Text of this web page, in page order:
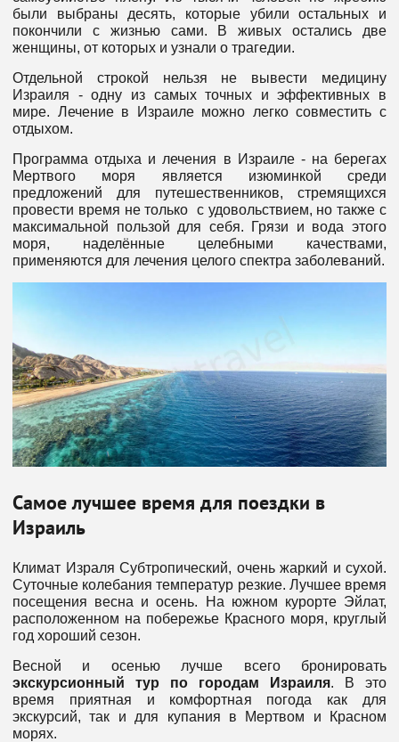
были выбраны десять, которые убили остальных и
покончили с жизнью сами. В живых остались две
женщины, от которых и узнали о трагедии.
Отдельной строкой нельзя не вывести медицину
Израиля - одну из самых точных и эффективных в
мире. Лечение в Израиле можно легко совместить с
отдыхом.
Программа отдыха и лечения в Израиле - на берегах
Мертвого моря является изюминкой среди
предложений для путешественников, стремящихся
провести время не только с удовольствием, но также с
максимальной пользой для себя. Грязи и вода этого
моря, наделённые целебными качествами,
применяются для лечения целого спектра заболеваний.
Самое лучшее время для поездки в
Израиль
Климат Израля Субтропический, очень жаркий и сухой.
Суточные колебания температур резкие. Лучшее время
посещения весна и осень. На южном курорте Эйлат,
расположенном на побережье Красного моря, круглый
год хороший сезон.
Весной и осенью лучше всего бронировать
экскурсионный тур по городам Израиля. В это
время приятная и комфортная погода как для
экскурсий, так и для купания в Мертвом и Красном
морях.